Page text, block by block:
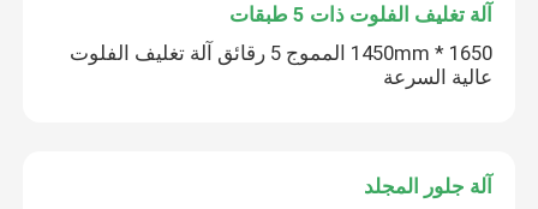
آلة تغليف الفلوت ذات 5 طبقات
1650 * 1450mm المموج 5 رقائق آلة تغليف الفلوت
عالية السرعة
آلة جلور المجلد